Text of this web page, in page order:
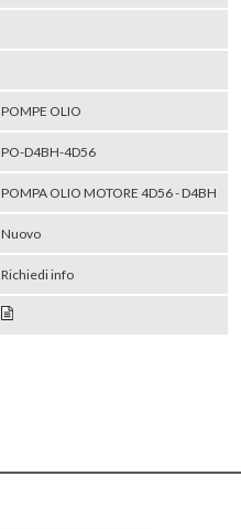
POMPE OLIO
PO-D4BH-4D56
POMPA OLIO MOTORE 4D56 - D4BH
Nuovo
Richiedi info